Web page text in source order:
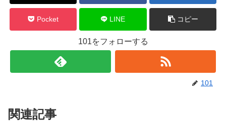
Pocket LINE コピー
101をフォローする
101
関連記事